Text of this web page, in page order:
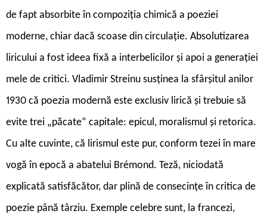
de fapt absorbite în compoziția chimică a poeziei
moderne, chiar dacă scoase din circulație. Absolutizarea
liricului a fost ideea fixă a interbelicilor și apoi a generației
mele de critici. Vladimir Streinu susținea la sfârșitul anilor
1930 că poezia modernă este exclusiv lirică și trebuie să
evite trei „păcate“ capitale: epicul, moralismul și retorica.
Cu alte cuvinte, că lirismul este pur, conform tezei în mare
vogă în epocă a abatelui Brémond. Teză, niciodată
explicată satisfăcător, dar plină de consecințe în critica de
poezie până târziu. Exemple celebre sunt, la francezi,